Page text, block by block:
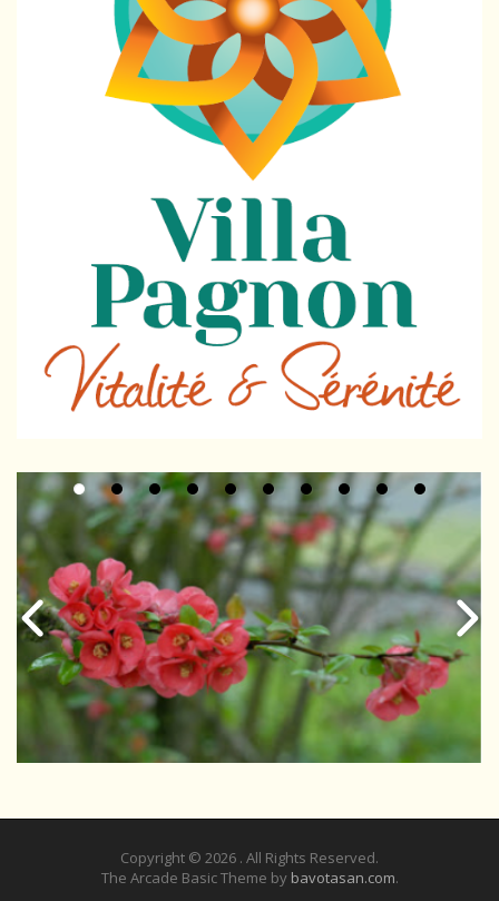
Copyright © 2026 . All Rights Reserved.
The Arcade Basic Theme by bavotasan.com.